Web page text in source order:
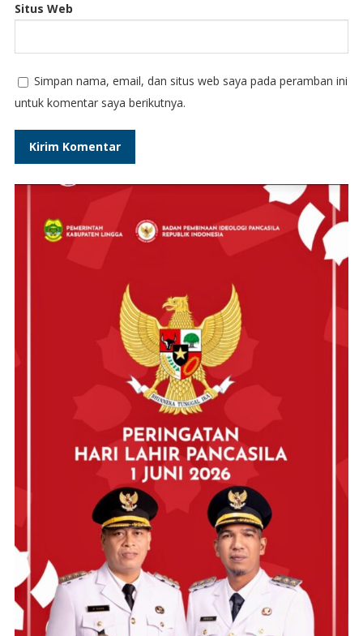
Situs Web
Simpan nama, email, dan situs web saya pada peramban ini
untuk komentar saya berikutnya.